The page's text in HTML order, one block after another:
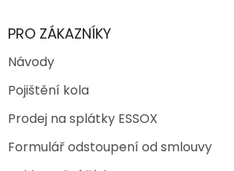
PRO ZÁKAZNÍKY
Návody
Pojištění kola
Prodej na splátky ESSOX
Formulář odstoupení od smlouvy